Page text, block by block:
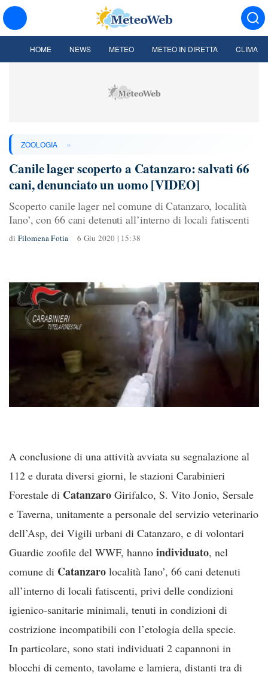
HOME NEWS METEO METEO IN DIRETTA CLIMA
ZOOLOGIA »
Canile lager scoperto a Catanzaro: salvati 66
cani, denunciato un uomo [VIDEO]
Scoperto canile lager nel comune di Catanzaro, località
Iano’, con 66 cani detenuti all’interno di locali fatiscenti
di Filomena Fotia 6 Giu 2020 | 15:38
A conclusione di una attività avviata su segnalazione al
112 e durata diversi giorni, le stazioni Carabinieri
Forestale di Catanzaro Girifalco, S. Vito Jonio, Sersale
e Taverna, unitamente a personale del servizio veterinario
dell’Asp, dei Vigili urbani di Catanzaro, e di volontari
Guardie zoofile del WWF, hanno individuato, nel
comune di Catanzaro località Iano’, 66 cani detenuti
all’interno di locali fatiscenti, privi delle condizioni
igienico-sanitarie minimali, tenuti in condizioni di
costrizione incompatibili con l’etologia della specie.
In particolare, sono stati individuati 2 capannoni in
blocchi di cemento, tavolame e lamiera, distanti tra di